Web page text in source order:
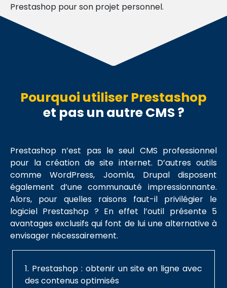
Prestashop pour son projet personnel.
Pourquoi utiliser Prestashop
et pas un autre CMS ?
Prestashop n’est pas le seul CMS professionnel
pour la création de site internet. D’autres outils
comme WordPress, Joomla, Drupal disposent
également d’une communauté impressionnante.
Alors, pour quelles raisons faut-il privilégier le
logiciel Prestashop ? En effet l’outil présente 5
avantages exclusifs qui font de lui une alternative à
envisager nécessairement.
1. Prestashop : obtenir un site en ligne avec
des contenus optimisés